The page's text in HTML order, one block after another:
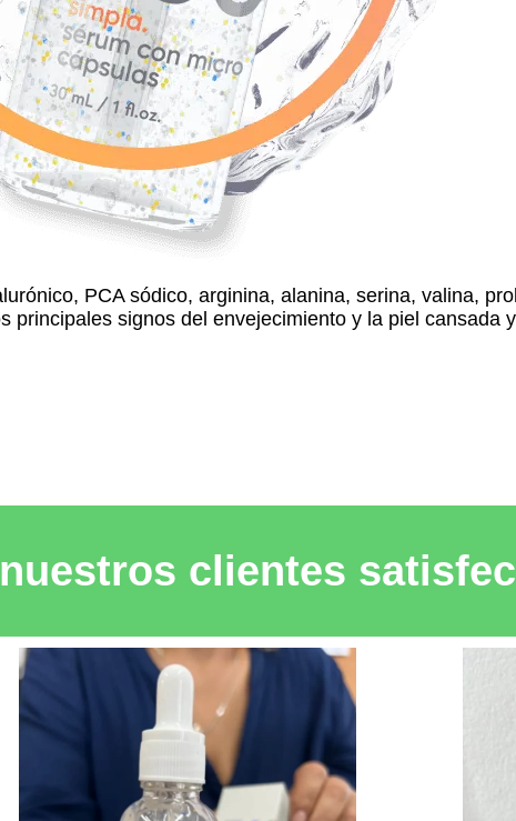
PCA sódico, arginina, alanina, serina, valina,
principales signos del envejecimiento y la piel cansada
clientes